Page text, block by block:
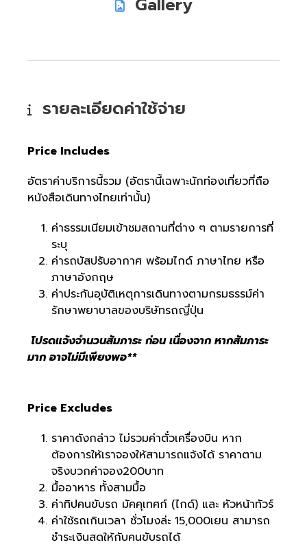
รายละเอียดค่าใช้จ่าย
Price Includes
อัตราค่าบริการนี้รวม (อัตรานี้เฉพาะนักท่องเที่ยวที่ถือ
หนังสือเดินทางไทยเท่านั้น)
ค่าธรรมเนียมเข้าชมสถานที่ต่าง ๆ ตามรายการที่
ระบุ
ค่ารถบัสปรับอากาศ พร้อมไกด์ ภาษาไทย หรือ
ภาษาอังกฤษ
ค่าประกันอุบัติเหตุการเดินทางตามกรมธรรม์ค่า
รักษาพยาบาลของบริษัทรถญี่ปุ่น
โปรดแจ้งจำนวนสัมภาระ ก่อน เนื่องจาก หากสัมภาระ
มาก อาจไม่มีเพียงพอ**
Price Excludes
ราคาดังกล่าว ไม่รวมค่าตั๋วเครื่องบิน หาก
ต้องการให้เราจองให้สามารถแจ้งได้ ราคาตาม
จริงบวกค่าจอง200บาท
มื้ออาหาร ทั้งสามมื้อ
ค่าทิปคนขับรถ มัคคุเทศก์ (ไกด์) และ หัวหน้าทัวร์
ค่าใช้รถเกินเวลา ชั่วโมงล่ะ 15,000เยน สามารถ
ชำระเงินสดให้กับคนขับรถได้